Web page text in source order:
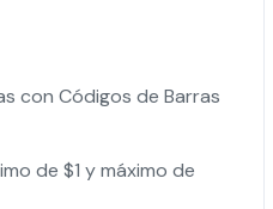
con Códigos de Barras
de $1 y máximo de